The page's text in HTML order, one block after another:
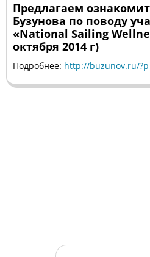
Предлагаем
Бузунова по поводу
«National Sailing
октября 2014 г)
Подробнее: http://buzunov.ru/